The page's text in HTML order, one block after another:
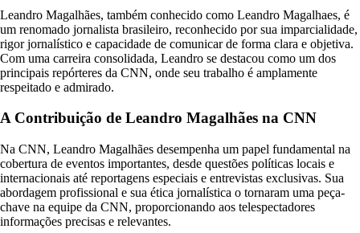
Leandro Magalhães, também conhecido como Leandro Magalhaes, é
um renomado jornalista brasileiro, reconhecido por sua imparcialidade,
rigor jornalístico e capacidade de comunicar de forma clara e objetiva.
Com uma carreira consolidada, Leandro se destacou como um dos
principais repórteres da CNN, onde seu trabalho é amplamente
respeitado e admirado.
A Contribuição de Leandro Magalhães na CNN
Na CNN, Leandro Magalhães desempenha um papel fundamental na
cobertura de eventos importantes, desde questões políticas locais e
internacionais até reportagens especiais e entrevistas exclusivas. Sua
abordagem profissional e sua ética jornalística o tornaram uma peça-
chave na equipe da CNN, proporcionando aos telespectadores
informações precisas e relevantes.